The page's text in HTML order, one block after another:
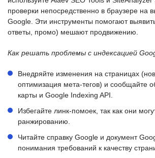
проверки непосредственно в браузере на
Google. Эти инструменты помогают
ответы, промо) мешают продвижению.
Как решать проблемы с индексацией
Внедряйте изменения на страницах
оптимизация мета-тегов) и сообщайте
карты и Google Indexing API.
Избегайте линк-помоек, так как они
ранжированию.
Читайте справку Google и документ
понимания требований к качеству